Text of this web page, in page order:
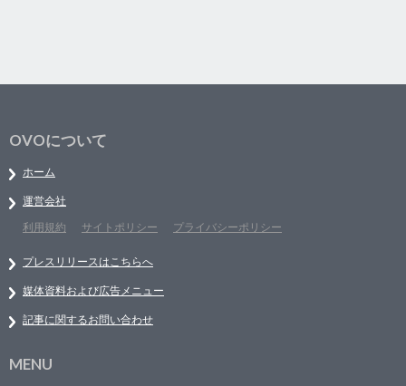
OVOについて
ホーム
運営会社
利用規約
サイトポリシー プライバシーポリシー
プレスリリースはこちらへ
媒体資料および広告メニュー
記事に関するお問い合わせ
MENU